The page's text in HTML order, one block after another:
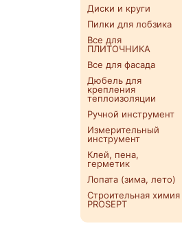
Диски и круги
Пилки для лобзика
Все для
ПЛИТОЧНИКА
Все для фасада
Дюбель для
крепления
теплоизоляции
Ручной инструмент
Измерительный
инструмент
Клей, пена,
герметик
Лопата (зима, лето)
Строительная химия
PROSEPT